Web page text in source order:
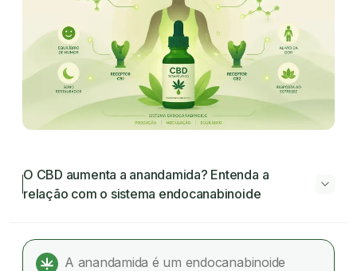
O CBD aumenta a anandamida? Entenda a
relação com o sistema endocanabinoide
relação com o sistema endocanabinoide
A anandamida é um endocanabinoide